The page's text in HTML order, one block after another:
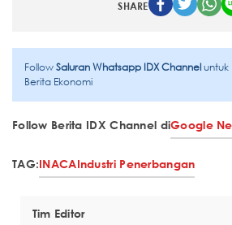
SHARE
FollowSaluran Whatsapp IDX Channeluntuk
Berita Ekonomi
Follow Berita IDX Channel diGoogle
TAG:INACAIndustri Penerbangan
Tim Editor